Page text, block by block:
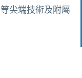
尖端技術及附屬